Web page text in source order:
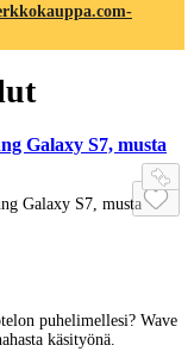
Galaxy S7, musta
Galaxy S7, musta
puhelimellesi? Wave
käsityönä.